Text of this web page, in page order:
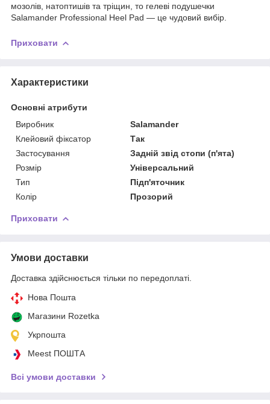
мозолів, натоптишів та тріщин, то гелеві подушечки
Salamander Professional Heel Pad — це чудовий вибір.
Приховати
Характеристики
Основні атрибути
Виробник
Salamander
Клейовий фіксатор
Так
Застосування
Задній звід стопи (п'ята)
Розмір
Універсальний
Тип
Підп'яточник
Колір
Прозорий
Приховати
Умови доставки
Доставка здійснюється тільки по передоплаті.
Нова Пошта
Магазини Rozetka
Укрпошта
Meest ПОШТА
Всі умови доставки